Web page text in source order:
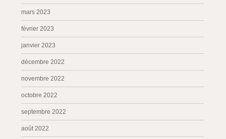
mars 2023
février 2023
janvier 2023
décembre 2022
novembre 2022
octobre 2022
septembre 2022
août 2022